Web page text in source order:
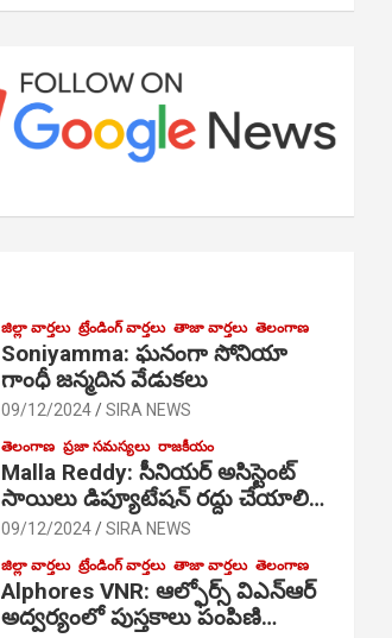
జిల్లా వార్తలు ట్రేండింగ్ వార్తలు తాజా వార్తలు తెలంగాణ
Soniyamma: ఘ‌నంగా సోనియా
గాంధీ జ‌న్మ‌దిన వేడుక‌లు
09/12/2024 SIRA NEWS
తెలంగాణ ప్రజా సమస్యలు రాజకీయం
Malla Reddy: సీనియర్ అసిస్టెంట్
సాయిలు డిప్యూటేషన్ రద్దు చేయాలి…
09/12/2024 SIRA NEWS
జిల్లా వార్తలు ట్రేండింగ్ వార్తలు తాజా వార్తలు తెలంగాణ
Alphores VNR: ఆల్ఫోర్స్ విఎన్ఆర్
అద్వర్యంలో పుస్తకాలు పంపిణి…